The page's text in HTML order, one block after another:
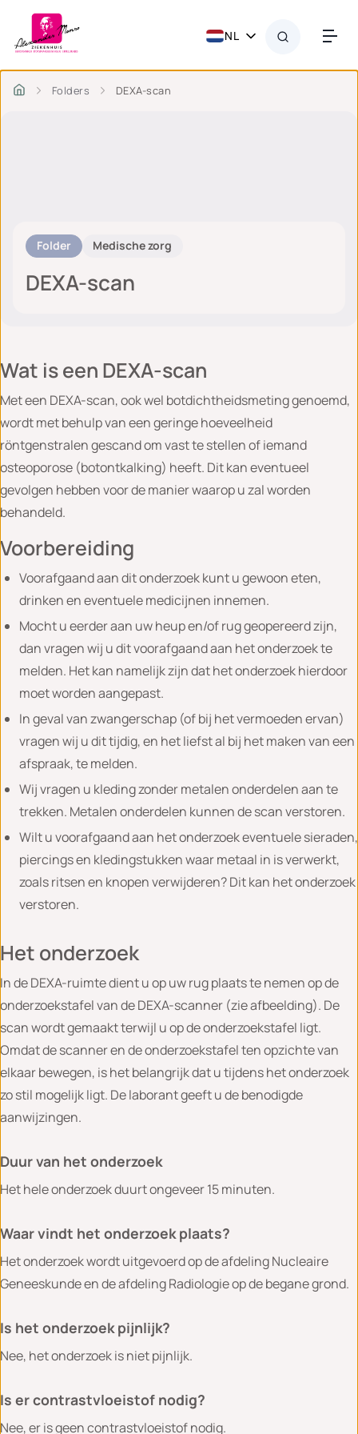
NL
Folders DEXA-scan
Folder Medische zorg
DEXA-scan
Wat is een DEXA-scan
Met een DEXA-scan, ook wel botdichtheidsmeting genoemd,
wordt met behulp van een geringe hoeveelheid
röntgenstralen gescand om vast te stellen of iemand
osteoporose (botontkalking) heeft. Dit kan eventueel
gevolgen hebben voor de manier waarop u zal worden
behandeld.
Voorbereiding
Voorafgaand aan dit onderzoek kunt u gewoon eten,
drinken en eventuele medicijnen innemen.
Mocht u eerder aan uw heup en/of rug geopereerd zijn,
dan vragen wij u dit voorafgaand aan het onderzoek te
melden. Het kan namelijk zijn dat het onderzoek hierdoor
moet worden aangepast.
In geval van zwangerschap (of bij het vermoeden ervan)
vragen wij u dit tijdig, en het liefst al bij het maken van een
afspraak, te melden.
Wij vragen u kleding zonder metalen onderdelen aan te
trekken. Metalen onderdelen kunnen de scan verstoren.
Wilt u voorafgaand aan het onderzoek eventuele sieraden,
piercings en kledingstukken waar metaal in is verwerkt,
zoals ritsen en knopen verwijderen? Dit kan het onderzoek
verstoren.
Het onderzoek
In de DEXA-ruimte dient u op uw rug plaats te nemen op de
onderzoekstafel van de DEXA-scanner (zie afbeelding). De
scan wordt gemaakt terwijl u op de onderzoekstafel ligt.
Omdat de scanner en de onderzoekstafel ten opzichte van
elkaar bewegen, is het belangrijk dat u tijdens het onderzoek
zo stil mogelijk ligt. De laborant geeft u de benodigde
aanwijzingen.
Duur van het onderzoek
Het hele onderzoek duurt ongeveer 15 minuten.
Waar vindt het onderzoek plaats?
Het onderzoek wordt uitgevoerd op de afdeling Nucleaire
Geneeskunde en de afdeling Radiologie op de begane grond.
Is het onderzoek pijnlijk?
Nee, het onderzoek is niet pijnlijk.
Is er contrastvloeistof nodig?
Nee, er is geen contrastvloeistof nodig.